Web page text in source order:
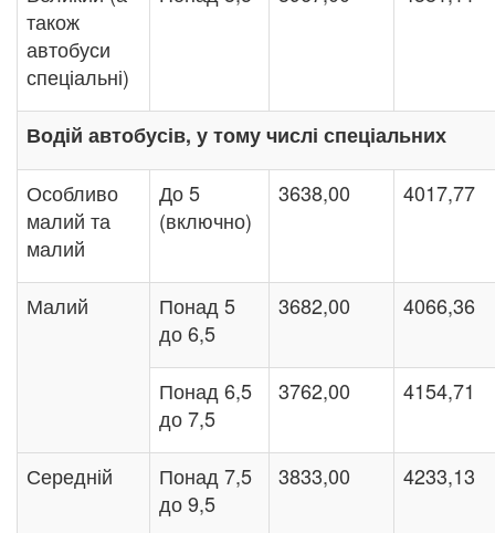
також
автобуси
спеціальні)
Водій автобусів, у тому числі спеціальних
Особливо
малий та
малий
До 5
(включно)
3638,00 4017,77
Малий
Понад 5
до 6,5
3682,00 4066,36
Понад 6,5
до 7,5
3762,00 4154,71
Середній
Понад 7,5
до 9,5
3833,00 4233,13